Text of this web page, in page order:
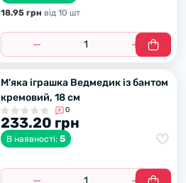
18.95 грн вiд 10 шт
М'яка іграшка Ведмедик із бантом
кремовий, 18 см
0
233.20 грн
В наявності: 5